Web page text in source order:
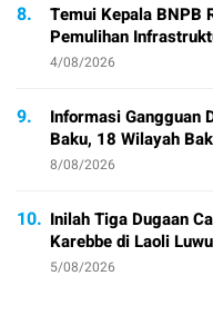
8.
Temui Kepala BNPB
Pemulihan
4/08/2026
9.
Informasi Gangguan
Baku, 18 Wilayah
8/08/2026
10. Inilah Tiga Dugaan
Karebbe di Laoli
5/08/2026